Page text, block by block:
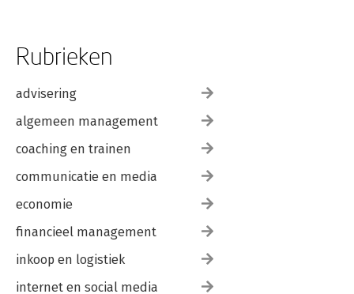
Rubrieken
advisering
algemeen management
coaching en trainen
communicatie en media
economie
financieel management
inkoop en logistiek
internet en social media